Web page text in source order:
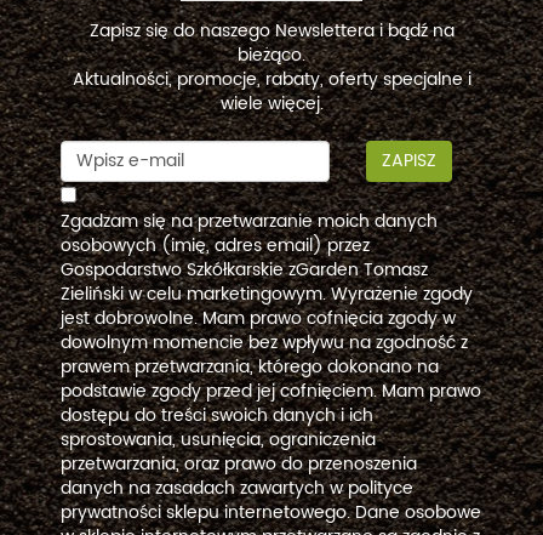
Zapisz się do naszego Newslettera i bądź na
bieżąco.
Aktualności, promocje, rabaty, oferty specjalne i
wiele więcej.
ZAPISZ
Zgadzam się na przetwarzanie moich danych
osobowych (imię, adres email) przez
Gospodarstwo Szkółkarskie zGarden Tomasz
Zieliński w celu marketingowym. Wyrażenie zgody
jest dobrowolne. Mam prawo cofnięcia zgody w
dowolnym momencie bez wpływu na zgodność z
prawem przetwarzania, którego dokonano na
podstawie zgody przed jej cofnięciem. Mam prawo
dostępu do treści swoich danych i ich
sprostowania, usunięcia, ograniczenia
przetwarzania, oraz prawo do przenoszenia
danych na zasadach zawartych w polityce
prywatności sklepu internetowego. Dane osobowe